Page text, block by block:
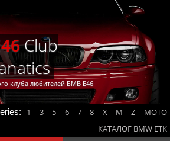
Club
клуба любителей БМВ Е46
1 3 5 6 7 8 X M Z
MOTO
КАТАЛОГ BMW ETK